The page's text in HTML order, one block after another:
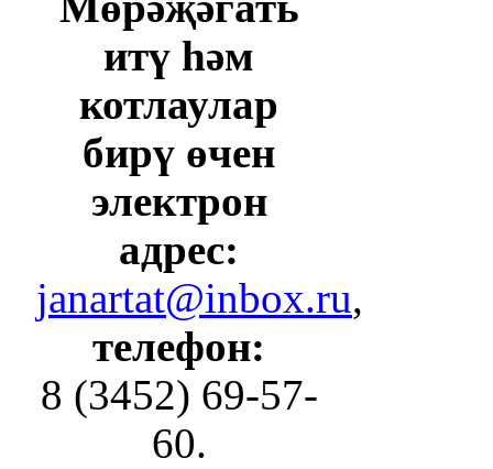
итү һәм
котлаулар
бирү өчен
электрон
адрес:
janartat@inbox.ru,
телефон:
8 (3452) 69-57-
60.